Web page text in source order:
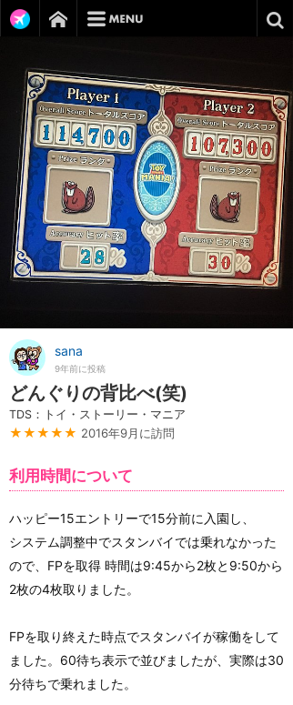
sana
9年前に投稿
どんぐりの背比べ(笑)
TDS：トイ・ストーリー・マニア
★★★★★ 2016年9月に訪問
利用時間について
ハッピー15エントリーで15分前に入園し、
システム調整中でスタンバイでは乗れなかった
ので、FPを取得 時間は9:45から2枚と9:50から
2枚の4枚取りました。
FPを取り終えた時点でスタンバイが稼働をして
ました。60待ち表示で並びましたが、実際は30
分待ちで乗れました。